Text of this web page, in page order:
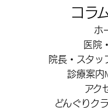
コラ
ホ
医院
院長・スタッ
診療案内
アク
どんぐりク